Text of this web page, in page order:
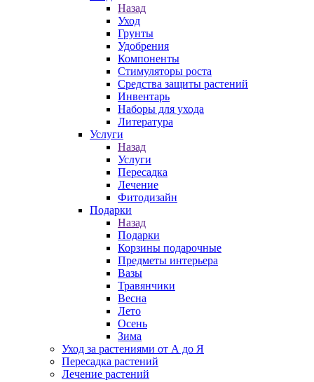
Назад
Уход
Грунты
Удобрения
Компоненты
Стимуляторы роста
Средства защиты растений
Инвентарь
Наборы для ухода
Литература
Услуги
Назад
Услуги
Пересадка
Лечение
Фитодизайн
Подарки
Назад
Подарки
Корзины подарочные
Предметы интерьера
Вазы
Травянчики
Весна
Лето
Осень
Зима
Уход за растениями от А до Я
Пересадка растений
Лечение растений